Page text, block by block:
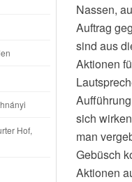
Hof,
Nassen,
Auftrag
sind aus
Aktionen
sich
man
Gebüsch
Aktionen